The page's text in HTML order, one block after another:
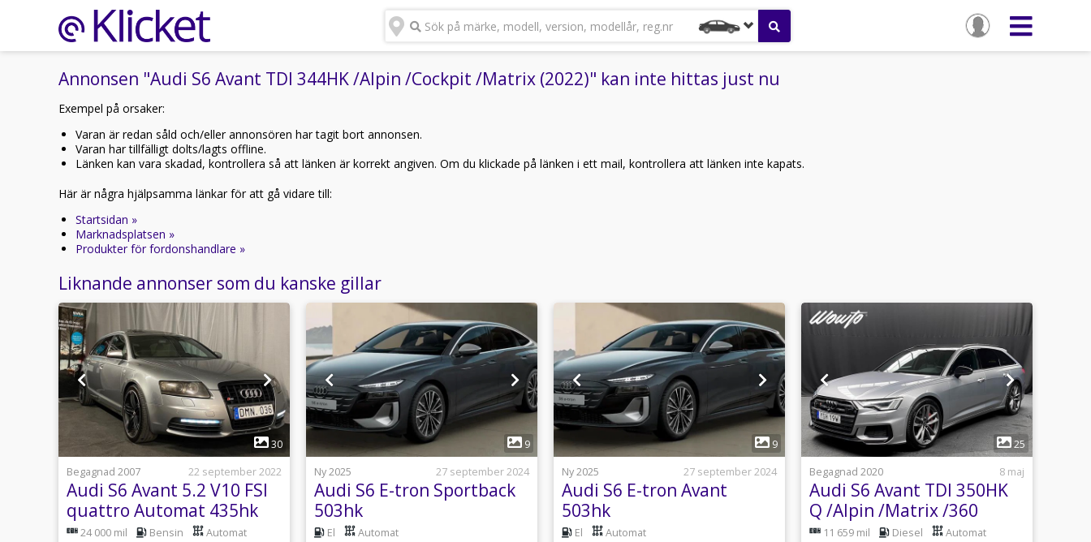
Sök på märke, modell, version, modellår, reg.nr
Annonsen "Audi S6 Avant TDI 344HK /Alpin /Cockpit /Matrix (2022)" kan inte hittas just nu
Exempel på orsaker:
Varan är redan såld och/eller annonsören har tagit bort annonsen.
Varan har tillfälligt dolts/lagts offline.
Länken kan vara skadad, kontrollera så att länken är korrekt angiven. Om du klickade på länken i ett mail, kontrollera att länken inte kapats.
Här är några hjälpsamma länkar för att gå vidare till:
Startsidan »
Marknadsplatsen »
Produkter för fordonshandlare »
Liknande annonser som du kanske gillar
1
30
Begagnad 2007
22 september 2022
Audi S6 Avant 5.2 V10 FSI
quattro Automat 435hk
24 000 mil Bensin Automat
9
Ny 2025
27 september 2024
Audi S6 E-tron Sportback
503hk
El Automat
9
Ny 2025
27 september 2024
Audi S6 E-tron Avant
503hk
El Automat
1
25
Begagnad 2020
8 maj
Audi S6 Avant TDI 350HK
Q /Alpin /Matrix /360
11 659 mil Diesel Automat